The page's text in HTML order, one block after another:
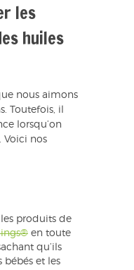
les
huiles
nous aimons
Toutefois, il
lorsqu’on
Voici nos
produits de
en toute
qu’ils
bébés et les